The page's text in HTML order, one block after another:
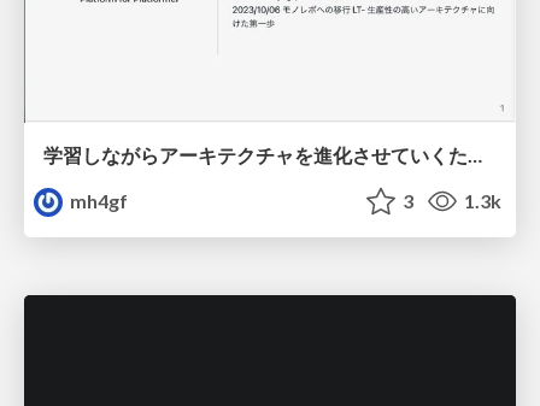
学習しながらアーキテクチャを進化させていくためのモノレポ
mh4gf
3 1.3k